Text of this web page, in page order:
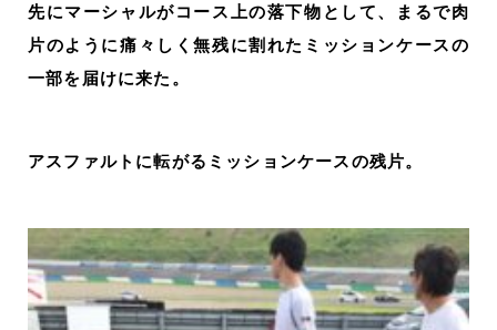
先にマーシャルがコース上の落下物として、まるで肉
片のように痛々しく無残に割れたミッションケースの
一部を届けに来た。
アスファルトに転がるミッションケースの残片。